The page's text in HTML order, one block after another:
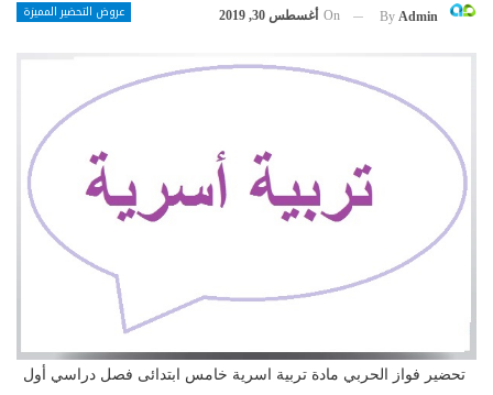
عروض التحضير المميزة By Admin
On أغسطس 30, 2019
تحضير فواز الحربي مادة تربية اسرية خامس ابتدائى فصل دراسي أول